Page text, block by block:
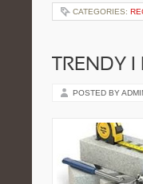
CATEGORIES:
TRENDY
POSTED BY